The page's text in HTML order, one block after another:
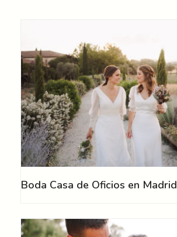
Boda Casa de Oficios en Madrid